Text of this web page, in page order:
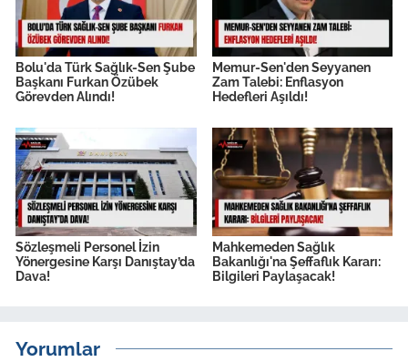
Bolu'da Türk Sağlık-Sen Şube
Başkanı Furkan Özübek
Görevden Alındı!
Memur-Sen'den Seyyanen
Zam Talebi: Enflasyon
Hedefleri Aşıldı!
Sözleşmeli Personel İzin
Yönergesine Karşı Danıştay’da
Dava!
Mahkemeden Sağlık
Bakanlığı'na Şeffaflık Kararı:
Bilgileri Paylaşacak!
Yorumlar